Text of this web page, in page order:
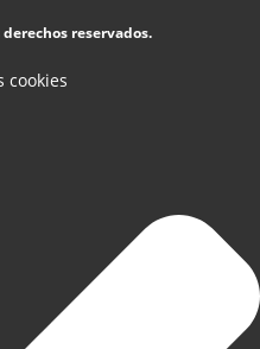
reservados.
cookies